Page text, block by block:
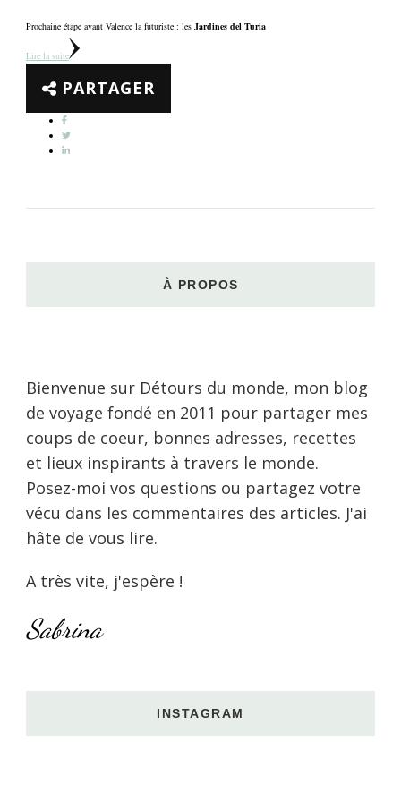
Prochaine étape avant Valence la futuriste : les Jardines del Turia
Lire la suite
PARTAGER
À PROPOS
Bienvenue sur Détours du monde, mon blog
de voyage fondé en 2011 pour partager mes
coups de coeur, bonnes adresses, recettes
et lieux inspirants à travers le monde.
Posez-moi vos questions ou partagez votre
vécu dans les commentaires des articles. J'ai
hâte de vous lire.
A très vite, j'espère !
Sabrina
INSTAGRAM